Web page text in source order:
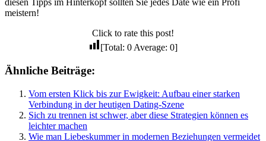
diesen Tipps im Hinterkopf sollten Sie jedes Date wie ein Profi
meistern!
Click to rate this post!
[Total: 0Average: 0]
Ähnliche Beiträge:
Vom ersten Klick bis zur Ewigkeit: Aufbau einer starken
Verbindung in der heutigen Dating-Szene
Sich zu trennen ist schwer, aber diese Strategien können es
leichter machen
Wie man Liebeskummer in modernen Beziehungen vermeidet